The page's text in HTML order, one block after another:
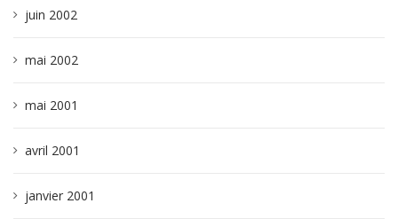
juin 2002
mai 2002
mai 2001
avril 2001
janvier 2001